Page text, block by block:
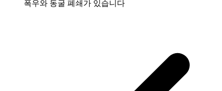
폭우와 동굴 폐쇄가 있습니다